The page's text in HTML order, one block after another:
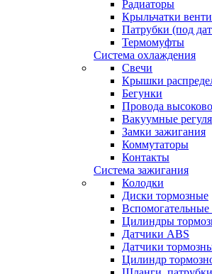
Радиаторы
Крыльчатки
Патрубки (под
Термомуфты
Система охлаждения
Свечи
Крышки
Бегунки
Провода
Вакуумные
Замки зажигания
Коммутаторы
Контакты
Система зажигания
Колодки
Диски тормозные
Вспомогательные
Цилиндры
Датчики ABS
Датчики
Цилиндр